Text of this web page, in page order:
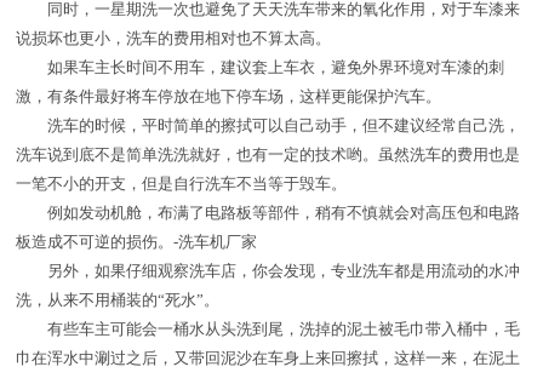
同时，一星期洗一次也避免了天天洗车带来的氧化作用，对于车漆来
说损坏也更小，洗车的费用相对也不算太高。
如果车主长时间不用车，建议套上车衣，避免外界环境对车漆的刺
激，有条件最好将车停放在地下停车场，这样更能保护汽车。
洗车的时候，平时简单的擦拭可以自己动手，但不建议经常自己洗，
洗车说到底不是简单洗洗就好，也有一定的技术哟。虽然洗车的费用也是
一笔不小的开支，但是自行洗车不当等于毁车。
例如发动机舱，布满了电路板等部件，稍有不慎就会对高压包和电路
板造成不可逆的损伤。-洗车机厂家
另外，如果仔细观察洗车店，你会发现，专业洗车都是用流动的水冲
洗，从来不用桶装的“死水”。
有些车主可能会一桶水从头洗到尾，洗掉的泥土被毛巾带入桶中，毛
巾在浑水中涮过之后，又带回泥沙在车身上来回擦拭，这样一来，在泥土